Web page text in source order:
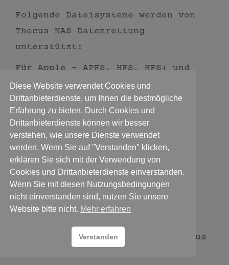
Folgende Dateisysteme werden von
Thecus NAS Datenrettung
unterstützt:
Für Apple – APFS, HFS, HFS+ und
HFSX
Für Linux – btrfs, ext2, ext3,
ext4, ReiserFS und Reiser4
Für Microsoft – FAT16, FAT32,
exFAT, NTFS und ReFS
Für UNIX – UFS, XFS und ZFS
Sie erhalten Unterstützung unter
anderem für folgende Modelle und
Thecus Home/Soho(alle Modelle aus
Diese Website verwendet Cookies und
Drittanbieterdienste, um Ihnen die bestmögliche
Erfahrung zu bieten. Durch Cookies und
Drittanbieterdienste können wir besser
verstehen, wie unsere Dienste verwendet
werden. Wenn Sie auf "Verstanden" klicken,
erklären Sie sich mit der Verwendung von
Cookies und Drittanbieterdienste einverstanden.
Wenn Sie mit diesen Nutzungsbedingungen
nicht einverstanden sind, nutzen Sie unsere
Website bitte nicht. Mehr erfahren
Verstanden